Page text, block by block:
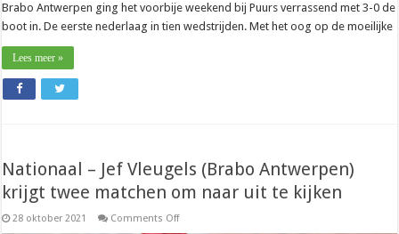
Brabo Antwerpen ging het voorbije weekend bij Puurs verrassend met 3-0 de
boot in. De eerste nederlaag in tien wedstrijden. Met het oog op de moeilijke
Lees meer »
Nationaal – Jef Vleugels (Brabo Antwerpen)
krijgt twee matchen om naar uit te kijken
28 oktober 2021 Comments Offon